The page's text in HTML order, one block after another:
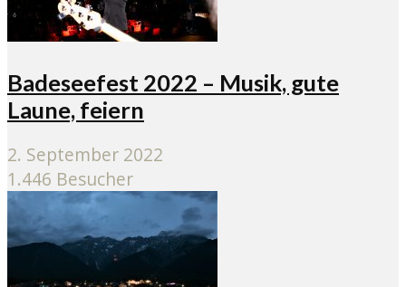
Badeseefest 2022 – Musik, gute
Laune, feiern
2. September 2022
1.446 Besucher